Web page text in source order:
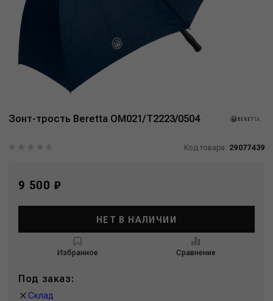
Зонт-трость Beretta OM021/T2223/0504
Код товара: 29077439
9 500 ₽
НЕТ В НАЛИЧИИ
Избранное Сравнение
Под заказ:
Склад